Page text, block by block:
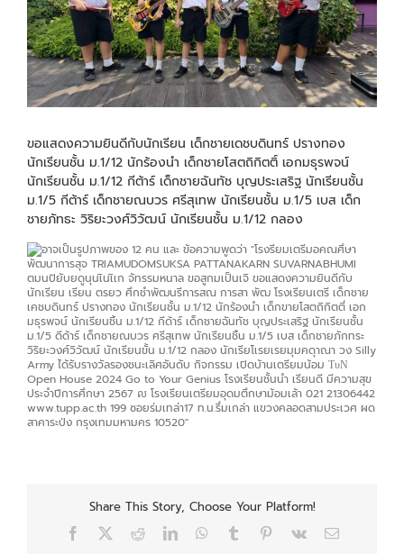
ขอแสดงความยินดีกับนักเรียน เด็กชายเดชบดินทร์ ปรางทอง
นักเรียนชั้น ม.1/12 นักร้องนำ เด็กชายโสตถิกิตติ์ เอกมธุรพจน์
นักเรียนชั้น ม.1/12 กีต้าร์ เด็กชายฉันทัช บุญประเสริฐ นักเรียนชั้น
ม.1/5 กีต้าร์ เด็กชายณบวร ศรีสุเทพ นักเรียนชั้น ม.1/5 เบส เด็ก
ชายภัทธะ วิริยะวงศ์วิวัฒน์ นักเรียนชั้น ม.1/12 กลอง
Share This Story, Choose Your Platform!
Facebook RedditLinkedInWhatsApp
Tumblr Pinterest
Vk Email